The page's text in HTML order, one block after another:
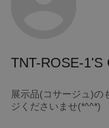
TNT-ROSE-1'S
展示品(コサージュ)の
ジくださいませ(*^^*)